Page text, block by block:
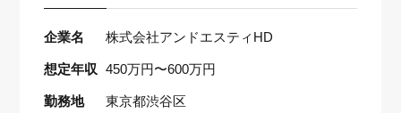
企業名 株式会社アンドエスティHD
想定年収 450万円〜600万円
勤務地 東京都渋谷区